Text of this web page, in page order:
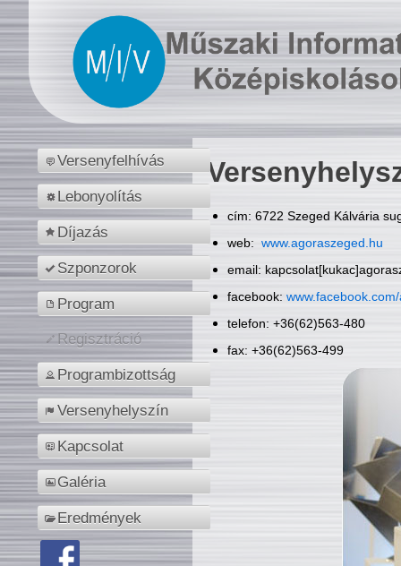
Versenyfelhívás
Lebonyolítás
Díjazás
Szponzorok
Program
Regisztráció
Programbizottság
Versenyhelyszín
Kapcsolat
Galéria
Eredmények
cím: 6722 Szeged Kálvária
web: www.agoraszeged.hu
email:
facebook:
telefon: +36(62)563-480
fax: +36(62)563-499